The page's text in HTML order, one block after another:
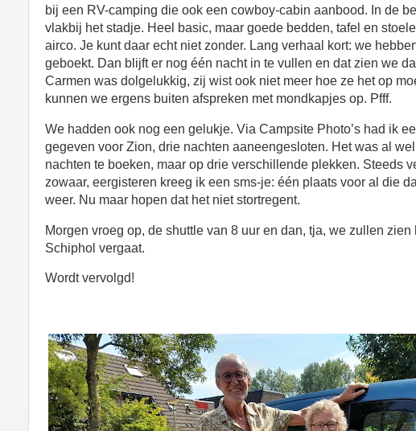
bij een RV-camping die ook een cowboy-cabin aanbood. In de
vlakbij het stadje. Heel basic, maar goede bedden, tafel en
airco. Je kunt daar echt niet zonder. Lang verhaal kort: we
geboekt. Dan blijft er nog één nacht in te vullen en dat zien we
Carmen was dolgelukkig, zij wist ook niet meer hoe ze het op
kunnen we ergens buiten afspreken met mondkapjes op. Pfff.
We hadden ook nog een gelukje. Via Campsite Photo’s had ik
gegeven voor Zion, drie nachten aaneengesloten. Het was al
nachten te boeken, maar op drie verschillende plekken. Steeds
zowaar, eergisteren kreeg ik een sms-je: één plaats voor al die
weer. Nu maar hopen dat het niet stortregent.
Morgen vroeg op, de shuttle van 8 uur en dan, tja, we zullen zien
Schiphol vergaat.
Wordt vervolgd!